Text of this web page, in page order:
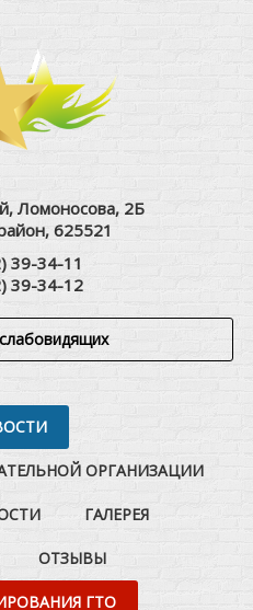
Ломоносова, 2Б
625521
39-34-11
39-34-12
ОРГАНИЗАЦИИ
ГАЛЕРЕЯ
ОТЗЫВЫ
ГТО